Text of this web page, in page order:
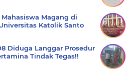
Mahasiswa Magang di
Katolik Santo
Diduga Langgar Prosedur
Tindak Tegas!!